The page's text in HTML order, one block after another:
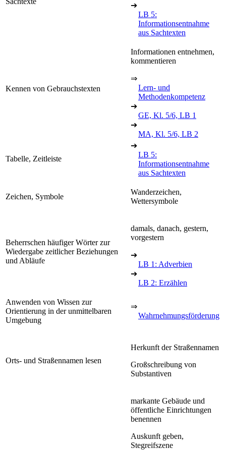
➔
LB 5:
Informationsentnahme
aus Sachtexten
Kennen von Gebrauchstexten
Informationen entnehmen,
kommentieren
⇒
Lern- und
Methodenkompetenz
➔
GE, Kl. 5/6, LB 1
➔
MA, Kl. 5/6, LB 2
Tabelle, Zeitleiste
➔
LB 5:
Informationsentnahme
aus Sachtexten
Zeichen, Symbole
Wanderzeichen,
Wettersymbole
Beherrschen häufiger Wörter zur
Wiedergabe zeitlicher Beziehungen
und Abläufe
damals, danach, gestern,
vorgestern
➔
LB 1: Adverbien
➔
LB 2: Erzählen
Anwenden von Wissen zur
Orientierung in der unmittelbaren
Umgebung
⇒
Wahrnehmungsförderung
Orts- und Straßennamen lesen
Herkunft der Straßennamen
Großschreibung von
Substantiven
markante Gebäude und
öffentliche Einrichtungen
benennen
Auskunft geben,
Stegreifszene